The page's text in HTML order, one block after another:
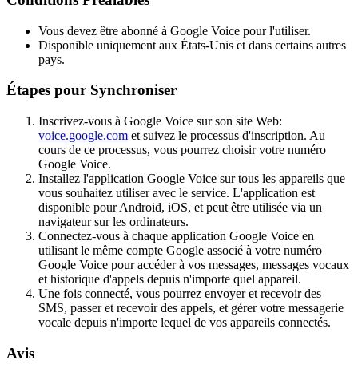
Vous devez être abonné à Google Voice pour l'utiliser.
Disponible uniquement aux États-Unis et dans certains autres
pays.
Étapes pour Synchroniser
Inscrivez-vous à Google Voice sur son site Web:
voice.google.com et suivez le processus d'inscription. Au
cours de ce processus, vous pourrez choisir votre numéro
Google Voice.
Installez l'application Google Voice sur tous les appareils que
vous souhaitez utiliser avec le service. L'application est
disponible pour Android, iOS, et peut être utilisée via un
navigateur sur les ordinateurs.
Connectez-vous à chaque application Google Voice en
utilisant le même compte Google associé à votre numéro
Google Voice pour accéder à vos messages, messages vocaux
et historique d'appels depuis n'importe quel appareil.
Une fois connecté, vous pourrez envoyer et recevoir des
SMS, passer et recevoir des appels, et gérer votre messagerie
vocale depuis n'importe lequel de vos appareils connectés.
Avis